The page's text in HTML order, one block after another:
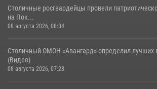
Столичные росгвардейцы провели
на Пок...
08 августа 2026, 08:34
Столичный ОМОН «Авангард» определил
(Видео)
08 августа 2026, 07:28